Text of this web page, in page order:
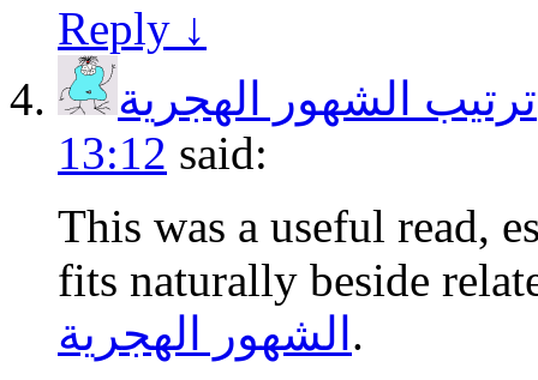
Reply ↓
ترتيب الشهور الهجرية
13:12 said:
This was a useful read,
fits naturally beside
الشهور الهجرية .